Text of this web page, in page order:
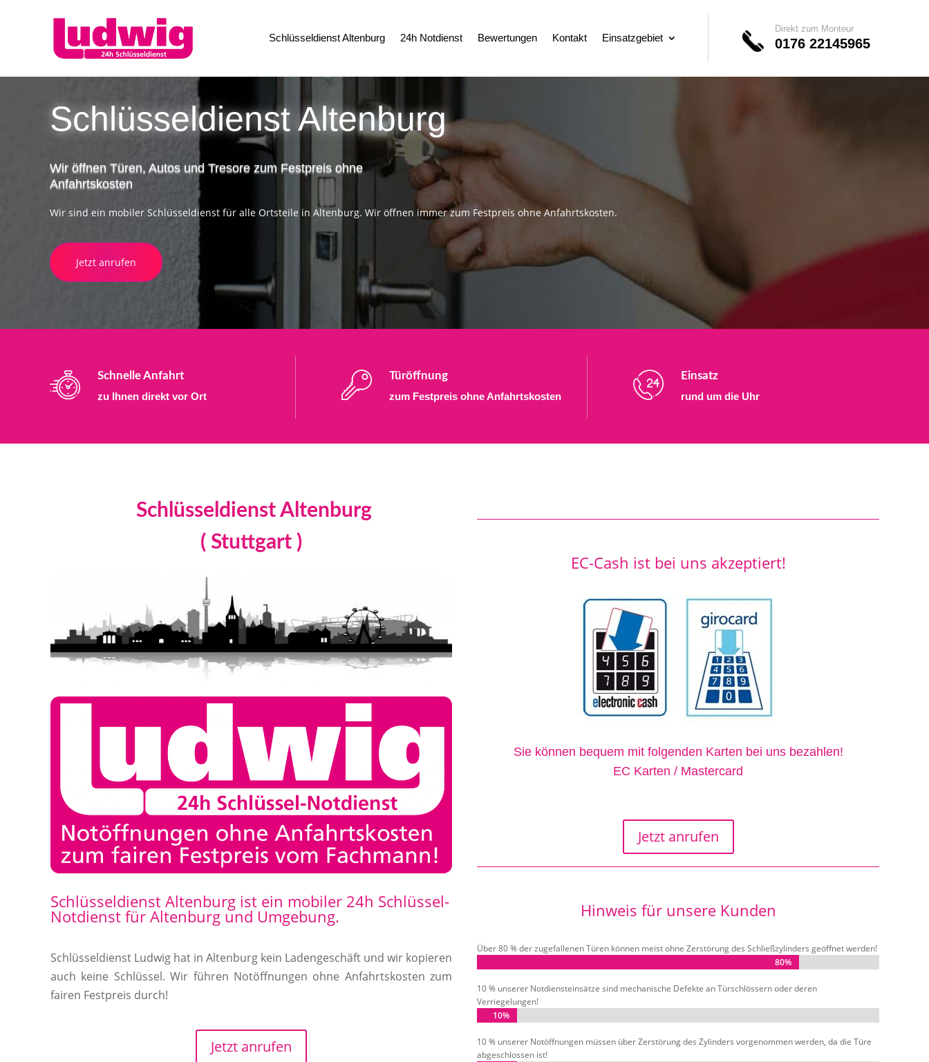
Schlüsseldienst Altenburg 24h Notdienst Bewertungen Kontakt Einsatzgebiet
Direkt zum Monteur
0176 22145965
Schlüsseldienst Altenburg
Wir öffnen Türen, Autos und Tresore zum Festpreis ohne
Anfahrtskosten
Wir sind ein mobiler Schlüsseldienst für alle Ortsteile in Altenburg. Wir öffnen immer zum Festpreis ohne Anfahrtskosten.
Jetzt anrufen
Schnelle Anfahrt
zu Ihnen direkt vor Ort
Türöffnung
zum Festpreis ohne Anfahrtskosten
Einsatz
rund um die Uhr
Schlüsseldienst Altenburg
( Stuttgart )
Schlüsseldienst Altenburg ist ein mobiler 24h Schlüssel-
Notdienst für Altenburg und Umgebung.
Schlüsseldienst Ludwig hat in Altenburg kein Ladengeschäft und wir kopieren
auch keine Schlüssel. Wir führen Notöffnungen ohne Anfahrtskosten zum
fairen Festpreis durch!
Jetzt anrufen
EC-Cash ist bei uns akzeptiert!
Sie können bequem mit folgenden Karten bei uns bezahlen!
EC Karten / Mastercard
Jetzt anrufen
Hinweis für unsere Kunden
Über 80 % der zugefallenen Türen können meist ohne Zerstörung des Schließzylinders geöffnet werden!
80%
80%
10 % unserer Notdiensteinsätze sind mechanische Defekte an Türschlössern oder deren
Verriegelungen!
10%
10%
10 % unserer Notöffnungen müssen über Zerstörung des Zylinders vorgenommen werden, da die Türe
abgeschlossen ist!